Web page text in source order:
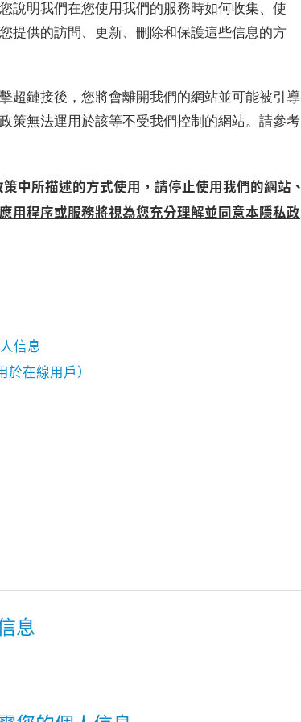
說明我們在您使用我們的服務時如何收集、使
提供的訪問、更新、刪除和保護這些信息的方
超鏈接後，您將會離開我們的網站並可能被引導
策無法運用於該等不受我們控制的網站。請參考
中所描述的方式使用，請停止使用我們的網站、
用程序或服務將視為您充分理解並同意本隱私政
信息
在線用戶）
息